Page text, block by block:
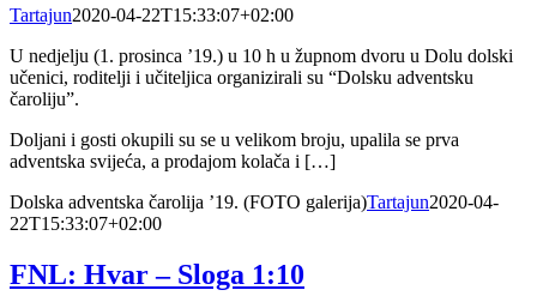
Tartajun2020-04-22T15:33:07+02:00
U nedjelju (1. prosinca ’19.) u 10 h u župnom dvoru u Dolu dolski
učenici, roditelji i učiteljica organizirali su “Dolsku adventsku
čaroliju”.
Doljani i gosti okupili su se u velikom broju, upalila se prva
adventska svijeća, a prodajom kolača i […]
Dolska adventska čarolija ’19. (FOTO galerija)Tartajun2020-04-
22T15:33:07+02:00
FNL: Hvar – Sloga 1:10